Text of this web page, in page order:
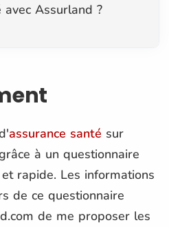
avec Assurland ?
assurance santé sur
à un questionnaire
rapide. Les informations
de ce questionnaire
de me proposer les